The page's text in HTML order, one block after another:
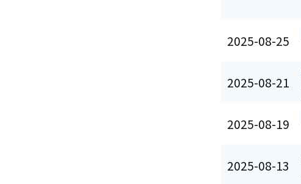
2025-08-25
2025-08-21
2025-08-19
2025-08-13